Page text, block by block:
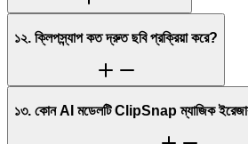
১২. ক্লিপস্ন্যাপ কত দ্রুত ছবি প্রক্রিয়া করে?
১৩. কোন AI মডেলটি ClipSnap ম্যাজিক